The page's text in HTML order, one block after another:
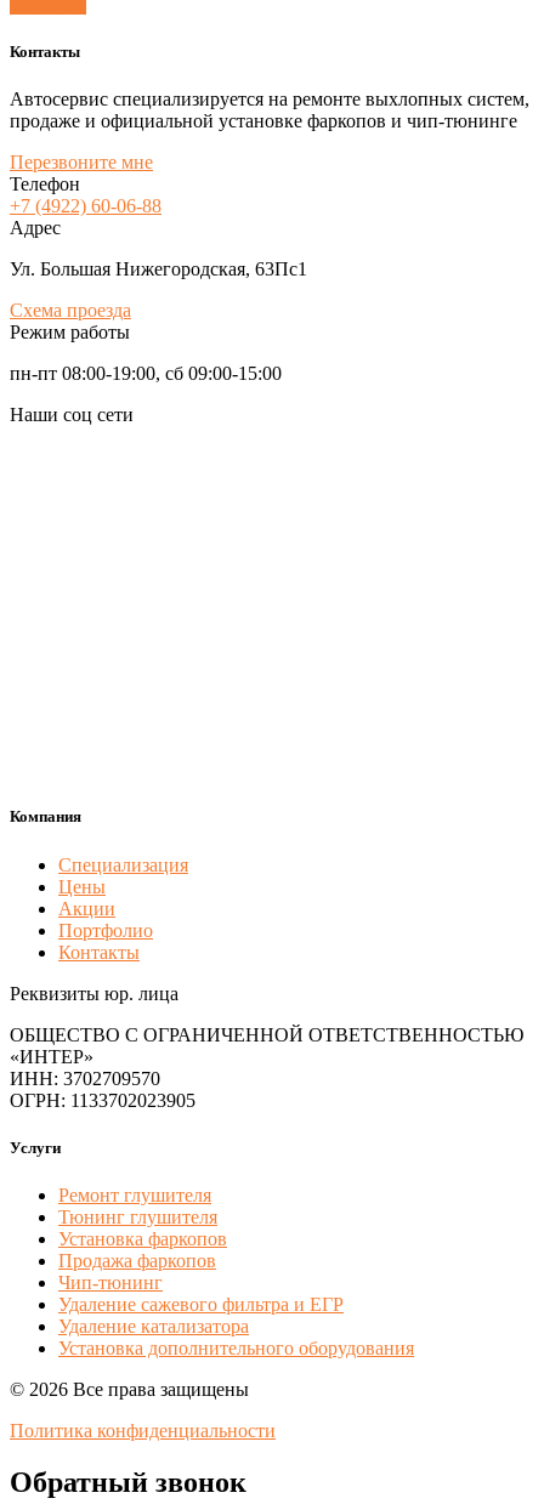
Контакты
Автосервис специализируется на ремонте выхлопных систем,
продаже и официальной установке фаркопов и чип-тюнинге
Перезвоните мне
Телефон
+7 (4922) 60-06-88
Адрес
Ул. Большая Нижегородская, 63Пс1
Схема проезда
Режим работы
пн-пт 08:00-19:00, сб 09:00-15:00
Наши соц сети
Компания
Специализация
Цены
Акции
Портфолио
Контакты
Реквизиты юр. лица
ОБЩЕСТВО С ОГРАНИЧЕННОЙ ОТВЕТСТВЕННОСТЬЮ
«ИНТЕР»
ИНН: 3702709570
ОГРН: 1133702023905
Услуги
Ремонт глушителя
Тюнинг глушителя
Установка фаркопов
Продажа фаркопов
Чип-тюнинг
Удаление сажевого фильтра и ЕГР
Удаление катализатора
Установка дополнительного оборудования
© 2026 Все права защищены
Политика конфиденциальности
Обратный звонок